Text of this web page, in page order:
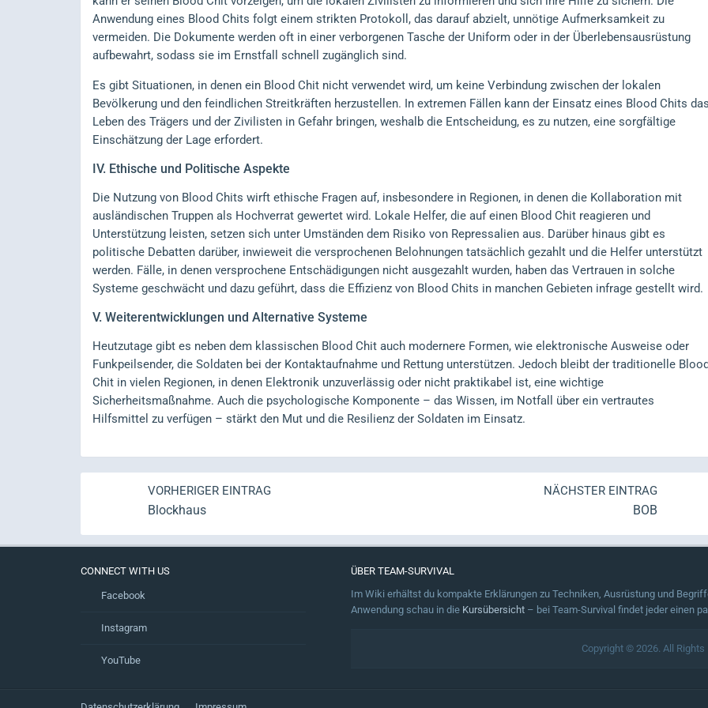
Anwendung eines Blood Chits folgt einem strikten Protokoll, das darauf abzielt, unnötige Aufmerksamkeit zu
vermeiden. Die Dokumente werden oft in einer verborgenen Tasche der Uniform oder in der Überlebensausrüstung
aufbewahrt, sodass sie im Ernstfall schnell zugänglich sind.
Es gibt Situationen, in denen ein Blood Chit nicht verwendet wird, um keine Verbindung zwischen der lokalen
Bevölkerung und den feindlichen Streitkräften herzustellen. In extremen Fällen kann der Einsatz eines Blood Chits
Leben des Trägers und der Zivilisten in Gefahr bringen, weshalb die Entscheidung, es zu nutzen, eine sorgfältige
Einschätzung der Lage erfordert.
IV. Ethische und Politische Aspekte
Die Nutzung von Blood Chits wirft ethische Fragen auf, insbesondere in Regionen, in denen die Kollaboration mit
ausländischen Truppen als Hochverrat gewertet wird. Lokale Helfer, die auf einen Blood Chit reagieren und
Unterstützung leisten, setzen sich unter Umständen dem Risiko von Repressalien aus. Darüber hinaus gibt es
politische Debatten darüber, inwieweit die versprochenen Belohnungen tatsächlich gezahlt und die Helfer unterstützt
werden. Fälle, in denen versprochene Entschädigungen nicht ausgezahlt wurden, haben das Vertrauen in solche
Systeme geschwächt und dazu geführt, dass die Effizienz von Blood Chits in manchen Gebieten infrage gestellt wird.
V. Weiterentwicklungen und Alternative Systeme
Heutzutage gibt es neben dem klassischen Blood Chit auch modernere Formen, wie elektronische Ausweise oder
Funkpeilsender, die Soldaten bei der Kontaktaufnahme und Rettung unterstützen. Jedoch bleibt der traditionelle
Chit in vielen Regionen, in denen Elektronik unzuverlässig oder nicht praktikabel ist, eine wichtige
Sicherheitsmaßnahme. Auch die psychologische Komponente – das Wissen, im Notfall über ein vertrautes
Hilfsmittel zu verfügen – stärkt den Mut und die Resilienz der Soldaten im Einsatz.
VORHERIGER EINTRAG
Blockhaus
NÄCHSTER EINTRAG
BOB
CONNECT WITH US
Facebook
Instagram
YouTube
ÜBER TEAM-SURVIVAL
Im Wiki erhältst du kompakte Erklärungen zu Techniken, Ausrüstung und
Anwendung schau in die Kursübersicht – bei Team-Survival findet jeder einen
Copyright © 2026. All Rights